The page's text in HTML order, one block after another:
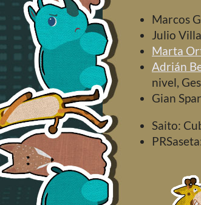
Marcos
Julio
Marta
Adrián
nivel,
Gian
Saito: